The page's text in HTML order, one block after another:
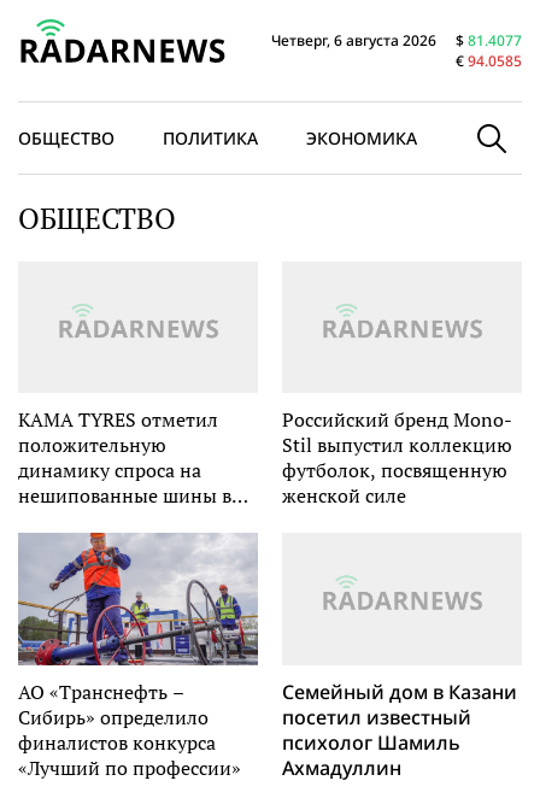
Четверг, 6 августа 2026 $81.4077
€94.0585
ОБЩЕСТВО ПОЛИТИКА ЭКОНОМИКА В МИРЕ
ОБЩЕСТВО
KAMA TYRES отметил
положительную
динамику спроса на
нешипованные шины в
Российский бренд Mono-
Stil выпустил коллекцию
футболок, посвященную
женской силе
АО «Транснефть –
Сибирь» определило
финалистов конкурса
«Лучший по профессии»
Семейный дом в Казани
посетил известный
психолог Шамиль
Ахмадуллин